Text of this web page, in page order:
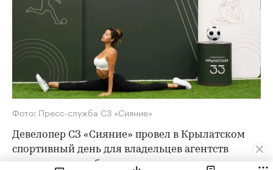
Фото: Пресс-служба СЗ «Сияние»
Девелопер СЗ «Сияние» провел в Крылатском
спортивный день для владельцев агентств
недвижимости, брокеров премиального